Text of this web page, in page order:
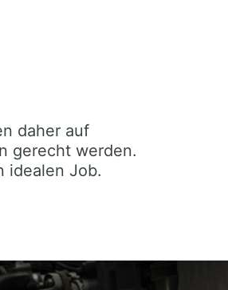
daher auf
gerecht werden.
idealen Job.